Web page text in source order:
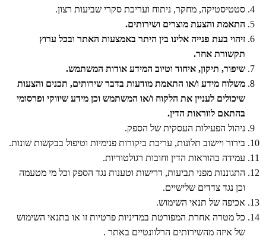
סטטיסטיקה, מחקר, ניתוח ועריכת סקרי שביעות רצון.
התאמת והצעת מוצרים ושירותים.
זיהוי בעת פנייה אלינו בין היתר באמצעות האתר ובכל ערוץ
תקשורת אחר.
שיפור, תיקון, איחוד וטיוב המידע אודות המשתמש.
משלוח מידע ו/או התאמת מודעות בדבר שירותים, תכנים והצעות
שיכולים לעניין את הלקוח ו/או המשתמש וכן מידע שיווקי ופרסומי
בהתאם לווראות הדין.
ניהול הפעילות העסקית של הספק.
בירור ויישוב תלונות, עריכת ביקורות פנימיות וטיפול בבקשות שונות.
עמידה בהוראות הדין וחובות רגולטוריות.
התגוננות מפני תביעות, דרישות וטענות נגד הספק וכל מי מטעמה
וכן נגד צדדים שלישיים.
אכיפה של תנאי השימוש.
כל מטרה אחרת המפורטת במדיניות פרטיות זו או בתנאי השימוש
של איזה מהשירותים הרלוונטיים באתר .